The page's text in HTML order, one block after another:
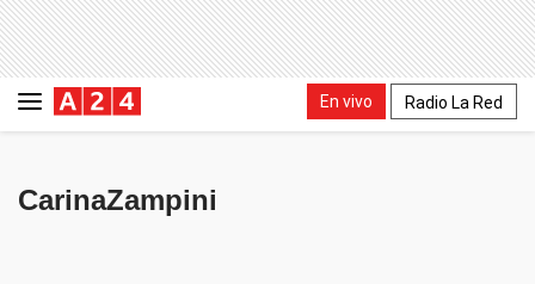
En vivo Radio La Red
CarinaZampini